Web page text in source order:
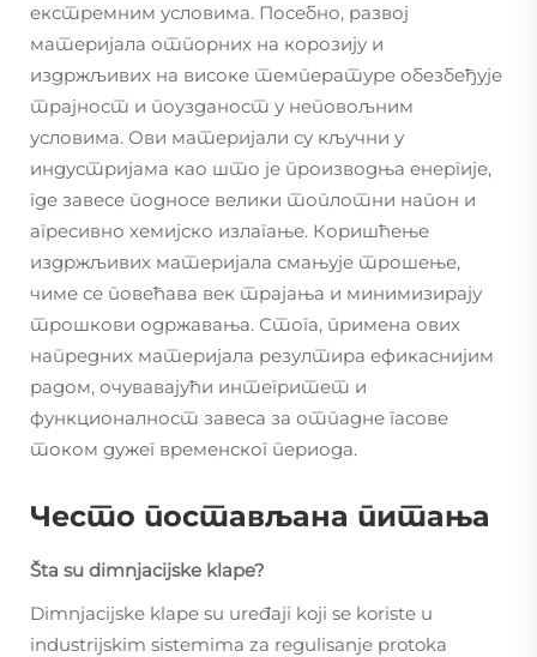
екстремним условима. Посебно, развој
материјала отпорних на корозију и
издржљивих на високе температуре обезбеђује
трајност и поузданост у неповољним
условима. Ови материјали су кључни у
индустријама као што је производња енергије,
где завесе подносе велики топлотни напон и
агресивно хемијско излагање. Коришћење
издржљивих материјала смањује трошење,
чиме се повећава век трајања и минимизирају
трошкови одржавања. Стога, примена ових
напредних материјала резултира ефикаснијим
радом, очувавајући интегритет и
функционалност завеса за отпадне гасове
током дужег временског периода.
Често постављана питања
Šta su dimnjacijske klape?
Dimnjacijske klape su uređaji koji se koriste u
industrijskim sistemima za regulisanje protoka